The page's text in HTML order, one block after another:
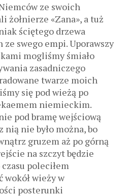
ze swoich
żołnierze «Zana», a tuż
ściętego drzewa
ze swego empi. Uporawszy
mogliśmy śmiało
zasadniczego
twarze moich
się pod wieżą po
niemieckim.
pod bramę wejściową
nią nie było można, bo
gruzem aż po górną
na szczyt będzie
czasu poleciłem
wokół wieży w
posterunki